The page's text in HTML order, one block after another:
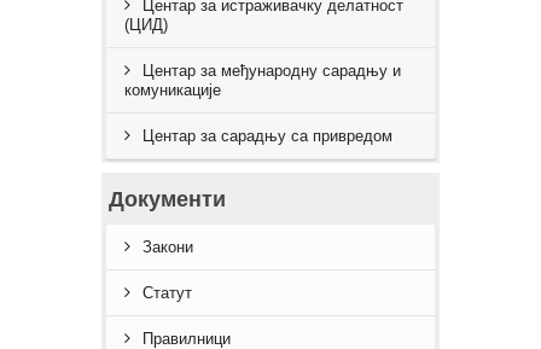
Центар за истраживачку делатност
(ЦИД)
Центар за међународну сарадњу и
комуникације
Центар за сарадњу са привредом
Документи
Закони
Статут
Правилници